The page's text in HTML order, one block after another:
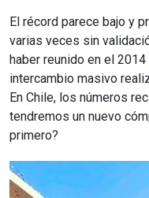
El récord parece bajo y
varias veces sin
haber reunido en el
intercambio masivo
En Chile, los números
tendremos un nuevo
primero?